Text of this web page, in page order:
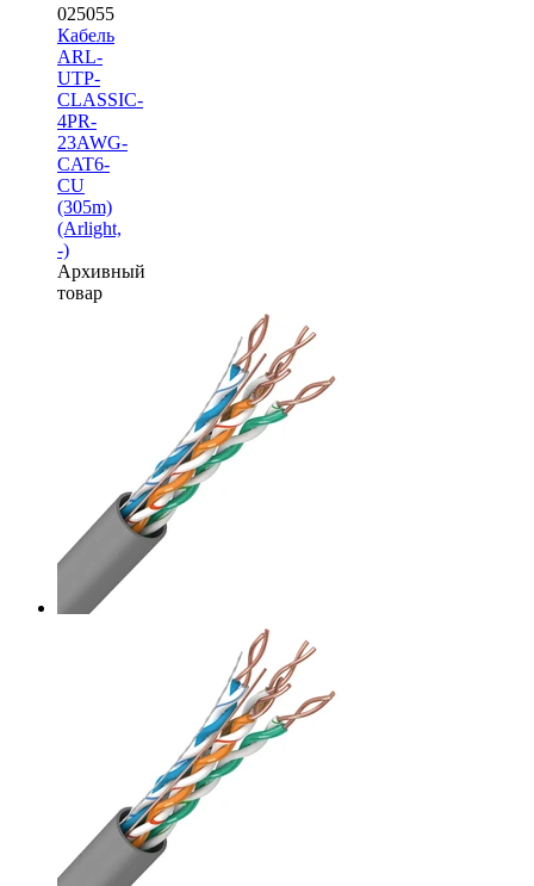
025055
Кабель
ARL-
UTP-
CLASSIC-
4PR-
23AWG-
CAT6-
CU
(305m)
(Arlight,
-)
Архивный
товар